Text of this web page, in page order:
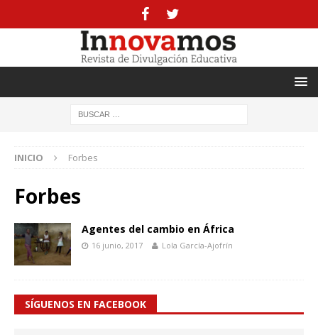
INICIO Forbes
Forbes
Agentes del cambio en África
16 junio, 2017 Lola García-Ajofrín
SÍGUENOS EN FACEBOOK